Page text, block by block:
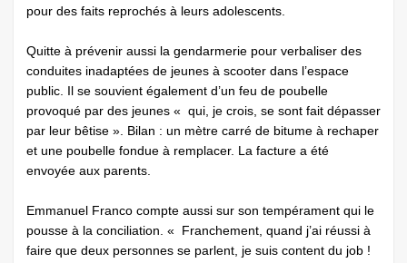
pour des faits reprochés à leurs adolescents.
Quitte à prévenir aussi la gendarmerie pour verbaliser des
conduites inadaptées de jeunes à scooter dans l’espace
public. Il se souvient également d’un feu de poubelle
provoqué par des jeunes « qui, je crois, se sont fait dépasser
par leur bêtise ». Bilan : un mètre carré de bitume à rechaper
et une poubelle fondue à remplacer. La facture a été
envoyée aux parents.
Emmanuel Franco compte aussi sur son tempérament qui le
pousse à la conciliation. « Franchement, quand j’ai réussi à
faire que deux personnes se parlent, je suis content du job !